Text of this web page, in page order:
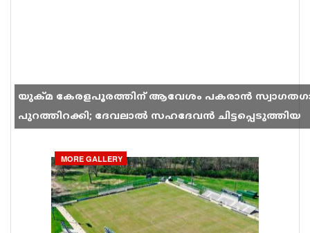
യുക്മ കേരളപൂരത്തിന് ആവേശം പകരാൻ
പുറത്തിറക്കി; ദേവലാൽ സഹദേവൻ ചിട്ടപ്പെടുത്തിയ
MORE GALLERY